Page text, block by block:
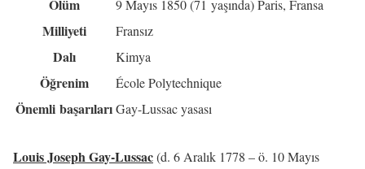
Ölüm 9 Mayıs 1850 (71 yaşında) Paris, Fransa
Milliyeti Fransız
Dalı Kimya
Öğrenim École Polytechnique
Önemli başarılarıGay-Lussac yasası
Louis Joseph Gay-Lussac(d. 6 Aralık 1778 – ö. 10 Mayıs